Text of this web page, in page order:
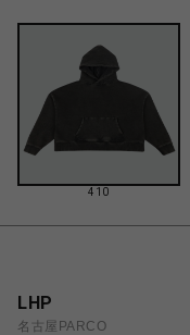
410
LHP
名古屋PARCO